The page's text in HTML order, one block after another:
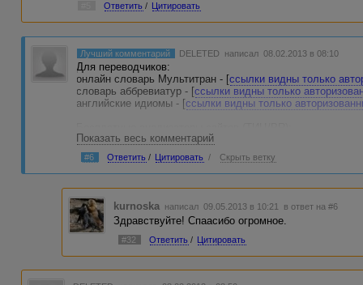
Ответить / Цитировать
Лучший комментарий DELETED написал 08.02.2013 в 08:10
Для переводчиков:
онлайн словарь Мультитран - [ссылки видны только
словарь аббревиатур - [ссылки видны только
английские идиомы - [ссылки видны только
[ ссылки видны только авторизованным пользователям
ссылки видны только авторизованным пользователям
ссылки видны только авторизованным пользователям
определение позиций сайтов в поисковой выдаче - [
пользователям
SEO-штучки:
анализатор релевантности текстов - [
плотность ключевых слов - [ссылки видны только
Просто мой любимый сайт, откуда часто напитываюсь
Показать весь комментарий
#6 Ответить / Цитировать / Скрыть ветку
kurnoska написал 09.05.2013 в 10:21 в ответ на #6
Здравствуйте! Спаасибо огромное.
#32 Ответить / Цитировать